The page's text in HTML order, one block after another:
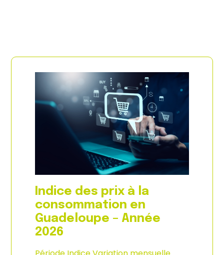
Indice des prix à la
consommation en
Guadeloupe – Année
2026